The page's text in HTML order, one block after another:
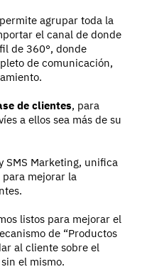
agrupar toda la
el canal de donde
de 360°, donde
de comunicación,
de clientes, para
a ellos sea más de su
SMS Marketing, unifica
para mejorar la
listos para mejorar el
de “Productos
al cliente sobre el
el mismo.